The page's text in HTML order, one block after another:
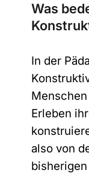
Was
In der
Erleben
also von